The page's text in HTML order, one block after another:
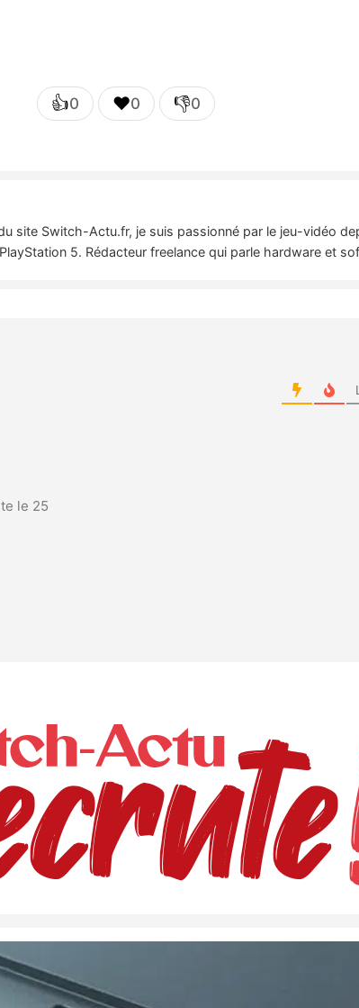
👍0 ❤️0 👎0
site Switch-Actu.fr, je suis passionné par le jeu-vidéo
5. Rédacteur freelance qui parle hardware et
le 25